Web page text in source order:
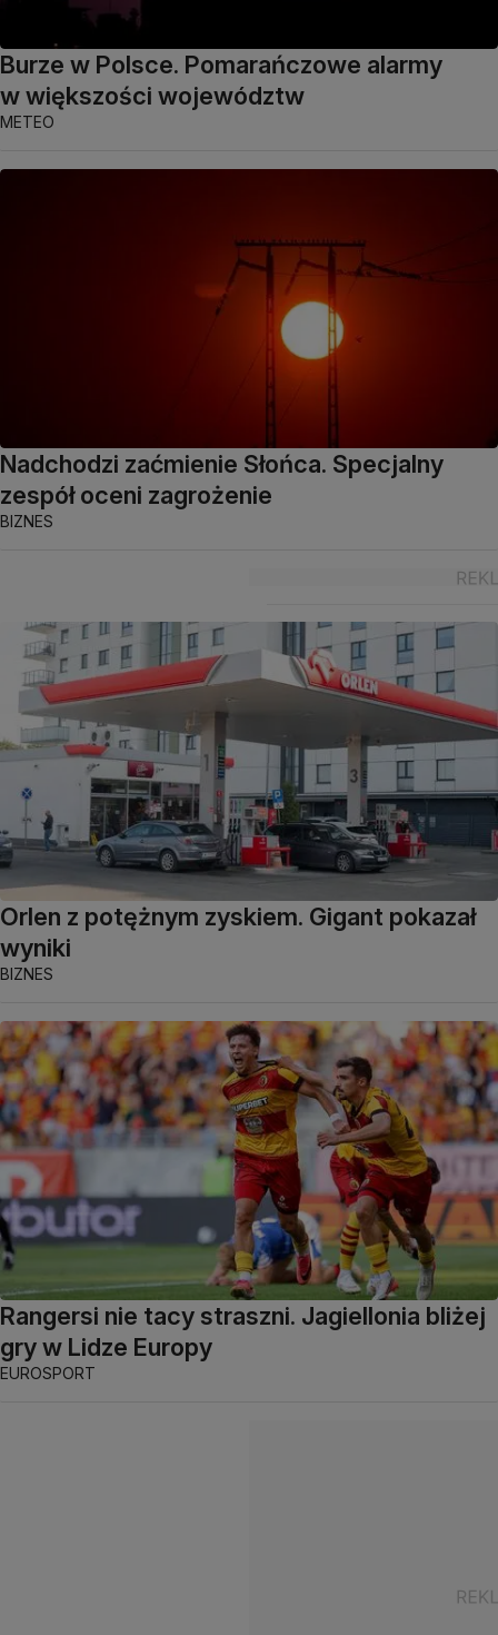
Burze w Polsce. Pomarańczowe alarmy
w większości województw
METEO
Nadchodzi zaćmienie Słońca. Specjalny
zespół oceni zagrożenie
BIZNES
Orlen z potężnym zyskiem. Gigant pokazał
wyniki
BIZNES
Rangersi nie tacy straszni. Jagiellonia bliżej
gry w Lidze Europy
EUROSPORT